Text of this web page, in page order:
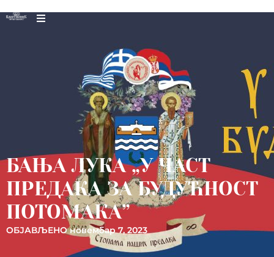
БАЊА ЛУКА „У ЧАСТ
ПРЕДАКА ЗА БУДУЋНОСТ
ПОТОМАКА”
ОБЈАВЉЕНО новембар 7, 2023